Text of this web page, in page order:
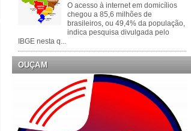
O acesso à internet em domicílios
chegou a 85,6 milhões de
brasileiros, ou 49,4% da população,
indica pesquisa divulgada pelo
IBGE nesta q...
OUÇAM